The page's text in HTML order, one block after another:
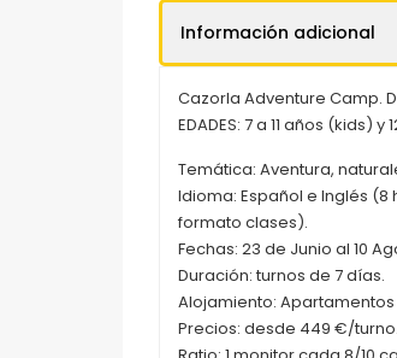
Información adicional
Cazorla Adventure Camp.
EDADES: 7 a 11 años (kids)
Temática: Aventura,
Idioma: Español e Inglés (8
formato clases).
Fechas: 23 de Junio al 10
Duración: turnos de 7 días.
Alojamiento:
Precios: desde 449 €/turno.